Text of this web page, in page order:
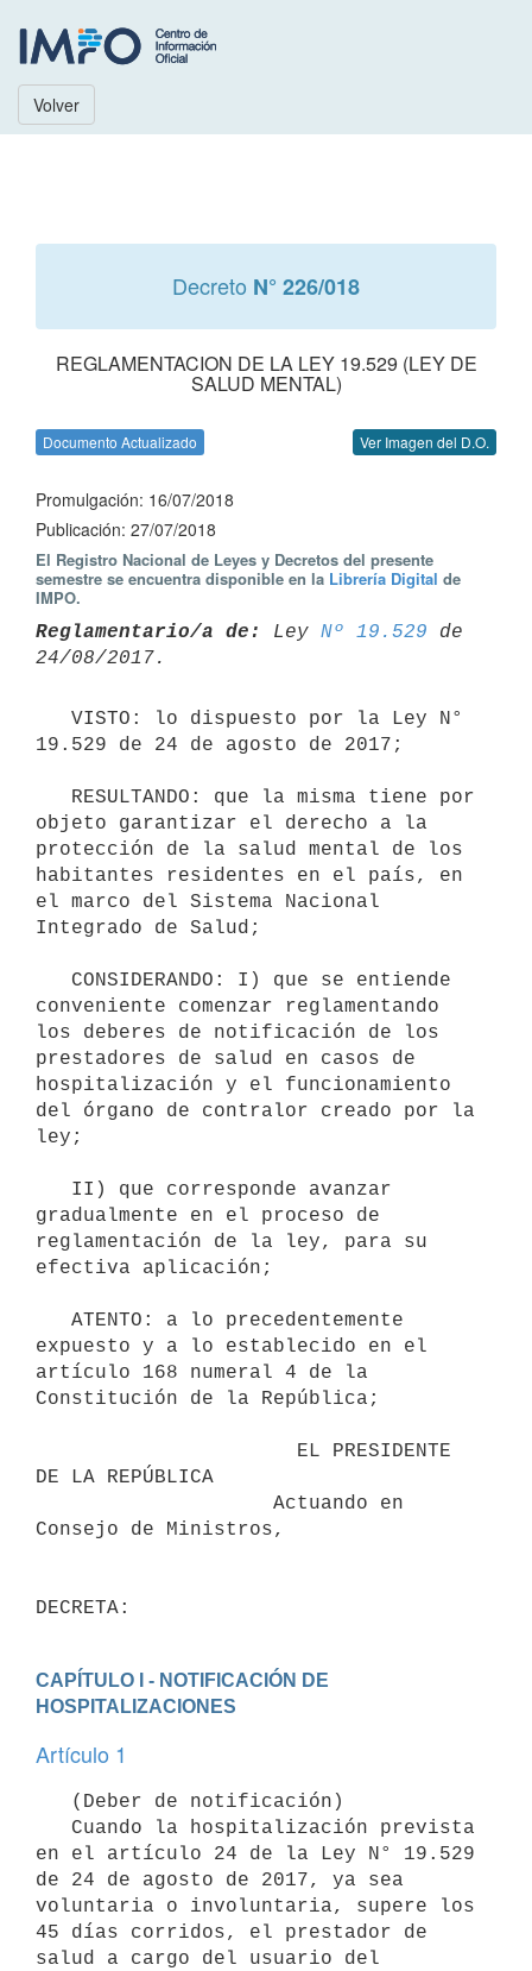
Volver
Decreto N° 226/018
REGLAMENTACION DE LA LEY 19.529 (LEY DE
SALUD MENTAL)
Documento Actualizado Ver Imagen del D.O.
Promulgación: 16/07/2018
Publicación: 27/07/2018
El Registro Nacional de Leyes y Decretos del presente
semestre se encuentra disponible en la Librería Digital de
IMPO.
Reglamentario/a de: Ley Nº 19.529 de
19.529 de 24 de agosto de 2017;
objeto garantizar el derecho a la
protección de la salud mental de los
habitantes residentes en el país, en
el marco del Sistema Nacional
Integrado de Salud;
conveniente comenzar reglamentando
los deberes de notificación de los
prestadores de salud en casos de
hospitalización y el funcionamiento
del órgano de contralor creado por la
ley;
gradualmente en el proceso de
reglamentación de la ley, para su
efectiva aplicación;
expuesto y a lo establecido en el
artículo 168 numeral 4 de la
Constitución de la República;
DE LA REPÚBLICA
Consejo de Ministros,
CAPÍTULO I - NOTIFICACIÓN DE
HOSPITALIZACIONES
Artículo 1
en el artículo 24 de la Ley N° 19.529
de 24 de agosto de 2017, ya sea
voluntaria o involuntaria, supere los
45 días corridos, el prestador de
salud a cargo del usuario del